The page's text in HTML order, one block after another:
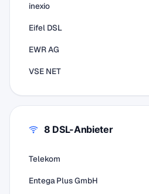
inexio
Eifel DSL
EWR AG
VSE NET
8 DSL-Anbieter
Telekom
Entega Plus GmbH